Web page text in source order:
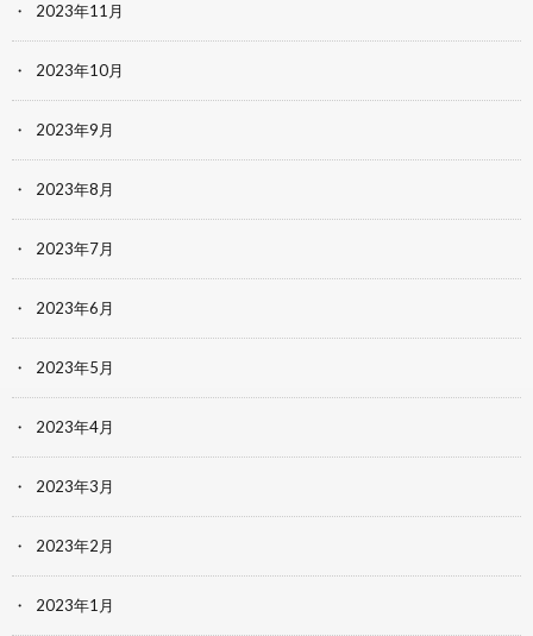
2023年11月
2023年10月
2023年9月
2023年8月
2023年7月
2023年6月
2023年5月
2023年4月
2023年3月
2023年2月
2023年1月